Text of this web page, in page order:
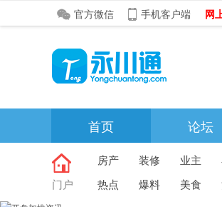
官方微信 手机客户端 网
首页 论坛
新闻资讯
排行榜
门户
房产 装修 业主
热点
爆料 美食